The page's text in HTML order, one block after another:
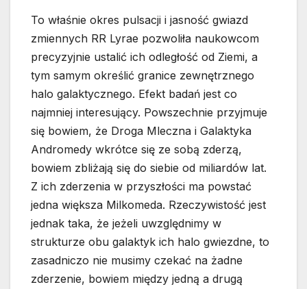
To właśnie okres pulsacji i jasność gwiazd
zmiennych RR Lyrae pozwoliła naukowcom
precyzyjnie ustalić ich odległość od Ziemi, a
tym samym określić granice zewnętrznego
halo galaktycznego. Efekt badań jest co
najmniej interesujący. Powszechnie przyjmuje
się bowiem, że Droga Mleczna i Galaktyka
Andromedy wkrótce się ze sobą zderzą,
bowiem zbliżają się do siebie od miliardów lat.
Z ich zderzenia w przyszłości ma powstać
jedna większa Milkomeda. Rzeczywistość jest
jednak taka, że jeżeli uwzględnimy w
strukturze obu galaktyk ich halo gwiezdne, to
zasadniczo nie musimy czekać na żadne
zderzenie, bowiem między jedną a drugą